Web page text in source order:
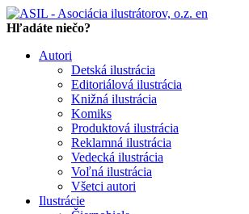
en
Hľadáte niečo?
Autori
Detská ilustrácia
Editoriálová ilustrácia
Knižná ilustrácia
Komiks
Produktová ilustrácia
Reklamná ilustrácia
Vedecká ilustrácia
Voľná ilustrácia
Všetci autori
Ilustrácie